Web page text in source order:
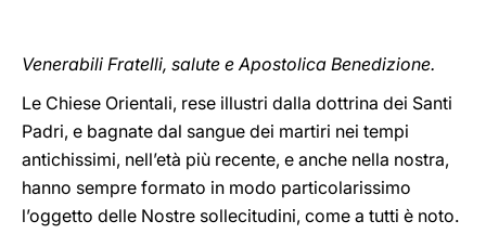
Venerabili Fratelli, salute e Apostolica Benedizione.
Le Chiese Orientali, rese illustri dalla dottrina dei Santi
Padri, e bagnate dal sangue dei martiri nei tempi
antichissimi, nell’età più recente, e anche nella nostra,
hanno sempre formato in modo particolarissimo
l’oggetto delle Nostre sollecitudini, come a tutti è noto.